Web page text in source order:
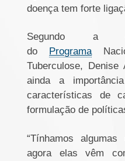
doença tem forte
Segundo a
do
Programa
Tuberculose,
ainda a
características de
formulação de
“Tínhamos
agora elas vêm